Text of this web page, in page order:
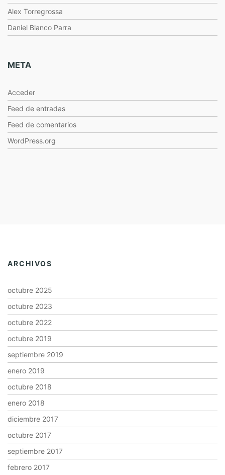
Alex Torregrossa
Daniel Blanco Parra
META
Acceder
Feed de entradas
Feed de comentarios
WordPress.org
ARCHIVOS
octubre 2025
octubre 2023
octubre 2022
octubre 2019
septiembre 2019
enero 2019
octubre 2018
enero 2018
diciembre 2017
octubre 2017
septiembre 2017
febrero 2017